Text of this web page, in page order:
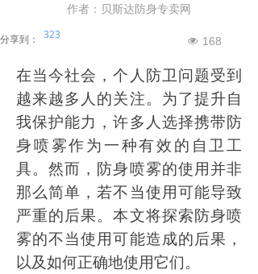
在当今社会，个人防卫问题受到
越来越多人的关注。为了提升自
我保护能力，许多人选择携带防
身喷雾作为一种有效的自卫工
具。然而，防身喷雾的使用并非
那么简单，若不当使用可能导致
严重的后果。本文将探索防身喷
雾的不当使用可能造成的后果，
以及如何正确地使用它们。
넶 168
分享到： 323
作者：贝斯达防身专卖网